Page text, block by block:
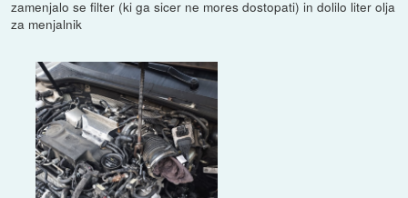
zamenjalo se filter (ki ga sicer ne mores dostopati) in dolilo liter olja
za menjalnik